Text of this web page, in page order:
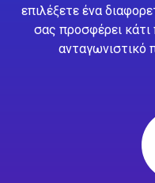
επιλέξετε ένα
σας προσφέρει
ανταγωνιστικό